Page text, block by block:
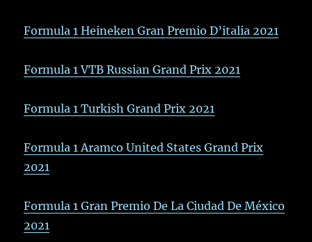
Formula 1 Heineken Gran Premio D’italia 2021
Formula 1 VTB Russian Grand Prix 2021
Formula 1 Turkish Grand Prix 2021
Formula 1 Aramco United States Grand Prix
2021
Formula 1 Gran Premio De La Ciudad De México
2021